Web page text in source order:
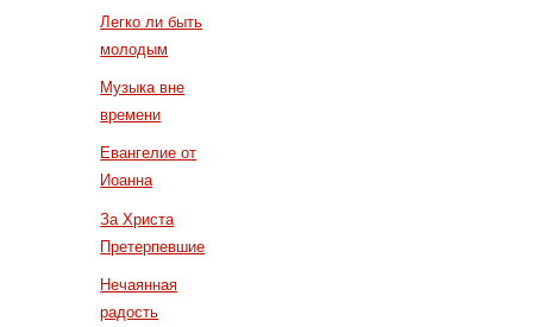
Легко ли быть
молодым
Музыка вне
времени
Евангелие от
Иоанна
За Христа
Претерпевшие
Нечаянная
радость